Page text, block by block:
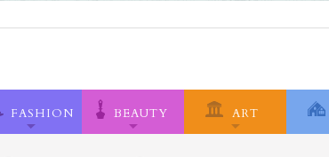
FASHION BEAUTY ART